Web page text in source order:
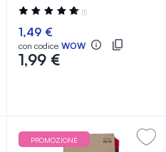
Valutazione:
100%
(1)
1,49 €
con codice WOW
1,99 €
PROMOZIONE